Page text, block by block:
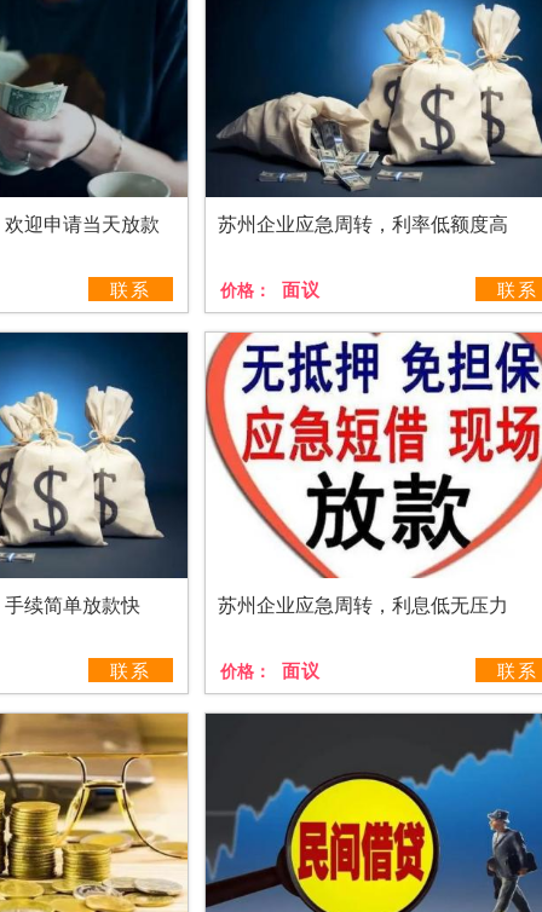
迎申请当天放款
联系
苏州企业应急周转，利率低额度高
价格： 面议 联系
续简单放款快
联系
苏州企业应急周转，利息低无压力
价格： 面议 联系